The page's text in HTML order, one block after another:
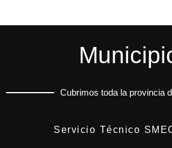
Cubrimos toda la provincia
Servicio Técnico